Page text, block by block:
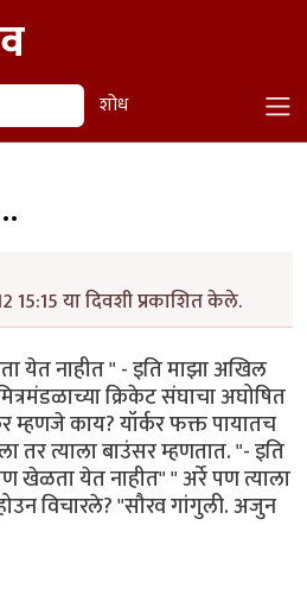
शोध
15:15 या दिवशी प्रकाशित केले.
येत नाहीत " - इति माझा अखिल
क्रिकेट संघाचा अघोषित
म्हणजे काय? यॉर्कर फक्त पायातच
तर त्याला बाउंसर म्हणतात. "- इति
खेळता येत नाहीत" " अर्रे पण त्याला
विचारले? "सौरव गांगुली. अजुन